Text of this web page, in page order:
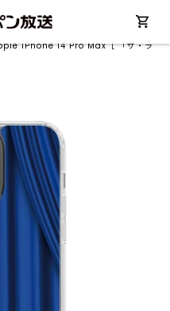
iPhone 14 Pro Max［ 「ザ・ラ